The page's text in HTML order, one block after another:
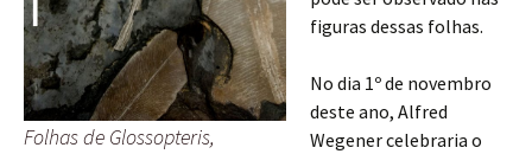
Folhas de Glossopteris,
figuras dessas folhas.
No dia 1º de novembro
deste ano, Alfred
Wegener celebraria o